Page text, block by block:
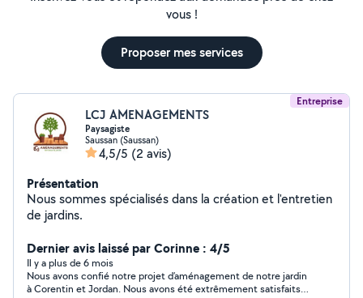
vous !
Proposer mes services
Entreprise
LCJ AMENAGEMENTS
Paysagiste
Saussan (Saussan)
4,5/5 (2 avis)
Présentation
Nous sommes spécialisés dans la création et l'entretien
de jardins.
Dernier avis laissé par Corinne : 4/5
Il y a plus de 6 mois
Nous avons confié notre projet d’aménagement de notre jardin
à Corentin et Jordan. Nous avons été extrêmement satisfaits